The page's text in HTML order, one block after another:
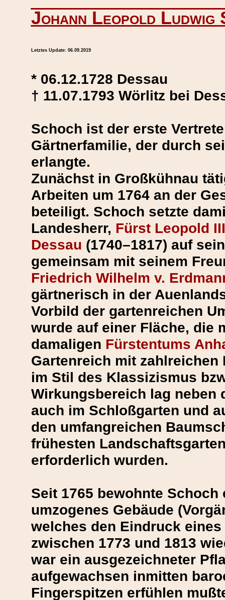
Johann Leopold
Letztes Update: 06.09.2019
* 06.12.1728 Dessau
† 11.07.1793 Wörlitz bei
Schoch ist der erste
Gärtnerfamilie, der durch
erlangte.
Zunächst in Großkühnau
Arbeiten um 1764 an der
beteiligt. Schoch setzte
Landesherr, Fürst Leopold
Dessau (1740–1817) auf
gemeinsam mit seinem
Friedrich Wilhelm v.
gärtnerisch in der
Vorbild der gartenreichen
wurde auf einer Fläche, die
damaligen Fürstentums
Gartenreich mit
im Stil des Klassizismus
Wirkungsbereich lag neben
auch im Schloßgarten und
den umfangreichen
frühesten
erforderlich wurden.
Seit 1765 bewohnte
umzogenes Gebäude
welches den Eindruck
zwischen 1773 und 1813
war ein ausgezeichneter
aufgewachsen inmitten
Fingerspitzen erfühlen